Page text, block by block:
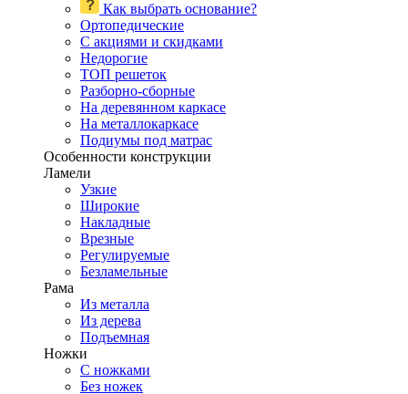
Как выбрать основание?
Ортопедические
С акциями и скидками
Недорогие
ТОП решеток
Разборно-сборные
На деревянном каркасе
На металлокаркасе
Подиумы под матрас
Особенности конструкции
Ламели
Узкие
Широкие
Накладные
Врезные
Регулируемые
Безламельные
Рама
Из металла
Из дерева
Подъемная
Ножки
С ножками
Без ножек